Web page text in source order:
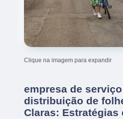
Clique na imagem para expandir
empresa de
distribuição de
Claras: Estratégias